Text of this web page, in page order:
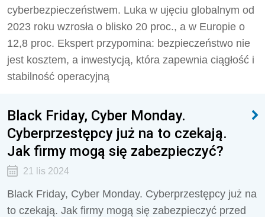
cyberbezpieczeństwem. Luka w ujęciu globalnym od
2023 roku wzrosła o blisko 20 proc., a w Europie o
12,8 proc. Ekspert przypomina: bezpieczeństwo nie
jest kosztem, a inwestycją, która zapewnia ciągłość i
stabilność operacyjną
Black Friday, Cyber Monday.
Cyberprzestępcy już na to czekają.
Jak firmy mogą się zabezpieczyć?
21 lis 2024
Black Friday, Cyber Monday. Cyberprzestępcy już na
to czekają. Jak firmy mogą się zabezpieczyć przed